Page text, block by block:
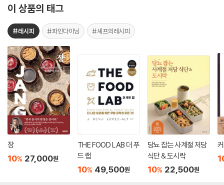
이 상품의 태그
#레시피 #파인다이닝 #셰프의레시피
장
10% 27,000원
THE FOOD LAB 더 푸
드 랩
10% 49,500원
당뇨 잡는 사계절 저당
식단 & 도시락
10% 22,500원